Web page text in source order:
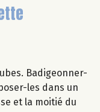
Badigeonner-
les dans un
et la moitié du